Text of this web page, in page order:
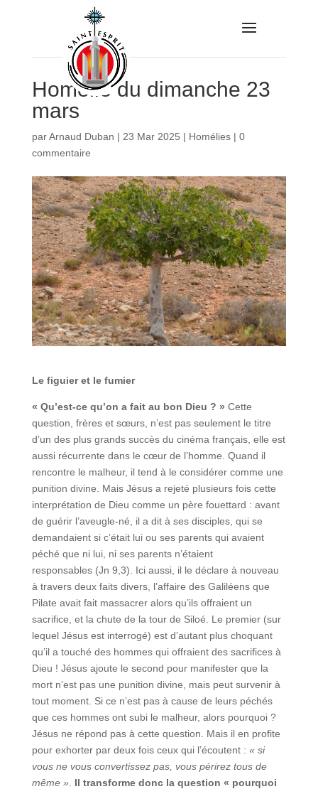
Homélie du dimanche 23
mars
parArnaud Duban | 23 Mar 2025 | Homélies| 0
commentaire
Le figuier et le fumier
« Qu’est-ce qu’on a fait au bon Dieu ? » Cette
question, frères et sœurs, n’est pas seulement le titre
d’un des plus grands succès du cinéma français, elle est
aussi récurrente dans le cœur de l’homme. Quand il
rencontre le malheur, il tend à le considérer comme une
punition divine. Mais Jésus a rejeté plusieurs fois cette
interprétation de Dieu comme un père fouettard : avant
de guérir l’aveugle-né, il a dit à ses disciples, qui se
demandaient si c’était lui ou ses parents qui avaient
péché que ni lui, ni ses parents n’étaient
responsables (Jn 9,3). Ici aussi, il le déclare à nouveau
à travers deux faits divers, l’affaire des Galiléens que
Pilate avait fait massacrer alors qu’ils offraient un
sacrifice, et la chute de la tour de Siloé. Le premier (sur
lequel Jésus est interrogé) est d’autant plus choquant
qu’il a touché des hommes qui offraient des sacrifices à
Dieu ! Jésus ajoute le second pour manifester que la
mort n’est pas une punition divine, mais peut survenir à
tout moment. Si ce n’est pas à cause de leurs péchés
que ces hommes ont subi le malheur, alors pourquoi ?
Jésus ne répond pas à cette question. Mais il en profite
pour exhorter par deux fois ceux qui l’écoutent : « si
vous ne vous convertissez pas, vous périrez tous de
même »
Il transforme donc la question « pourquoi